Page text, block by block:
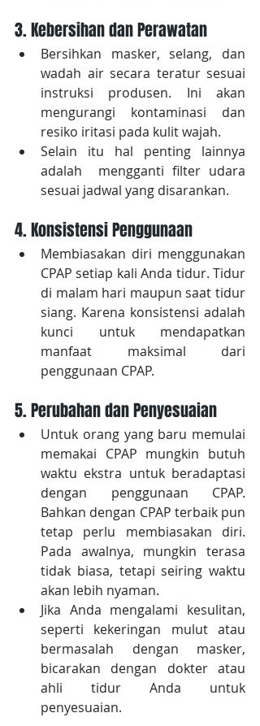
3. Kebersihan dan Perawatan
Bersihkan masker, selang, dan
wadah air secara teratur sesuai
instruksi produsen. Ini akan
mengurangi kontaminasi dan
resiko iritasi pada kulit wajah.
Selain itu hal penting lainnya
adalah  mengganti filter udara
sesuai jadwal yang disarankan.
4. Konsistensi Penggunaan
Membiasakan diri menggunakan
CPAP setiap kali Anda tidur. Tidur
di malam hari maupun saat tidur
siang. Karena konsistensi adalah
kunci untuk mendapatkan
manfaat maksimal dari
penggunaan CPAP.
5. Perubahan dan Penyesuaian
Untuk orang yang baru memulai
memakai CPAP mungkin butuh
waktu ekstra untuk beradaptasi
dengan penggunaan CPAP.
Bahkan dengan CPAP terbaik pun
tetap perlu membiasakan diri.
Pada awalnya, mungkin terasa
tidak biasa, tetapi seiring waktu
akan lebih nyaman.
Jika Anda mengalami kesulitan,
seperti kekeringan mulut atau
bermasalah dengan masker,
bicarakan dengan dokter atau
ahli tidur Anda untuk
penyesuaian.